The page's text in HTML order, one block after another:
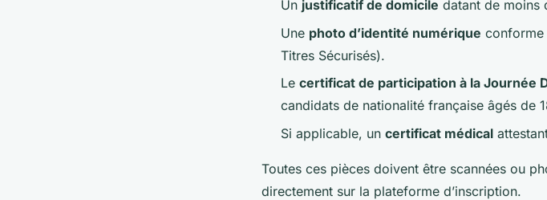
Un justificatif de domicile datant de moins
Une photo d’identité numérique conforme
Titres Sécurisés).
Le certificat de participation à la Journée
candidats de nationalité française âgés de
Si applicable, un certificat médical
Toutes ces pièces doivent être scannées ou
directement sur la plateforme d’inscription.